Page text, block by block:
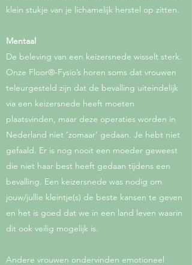
klein stukje van je lichamelijk herstel op zitten.
Mentaal
De beleving van een keizersnede wisselt sterk.
Onze Floor®-Fysio’s horen soms dat vrouwen
teleurgesteld zijn dat de bevalling uiteindelijk
via een keizersnede heeft moeten
plaatsvinden, maar deze operaties worden in
Nederland niet ‘zomaar’ gedaan. Je hebt niet
gefaald. Er is nog nooit een moeder geweest
die niet haar best heeft gedaan tijdens een
bevalling. Een keizersnede was nodig om
jouw/jullie kleintje(s) de beste kansen te geven
en het is goed dat we in een land leven waarin
dit ook veilig mogelijk is.
Andere vrouwen ondervinden emotioneel